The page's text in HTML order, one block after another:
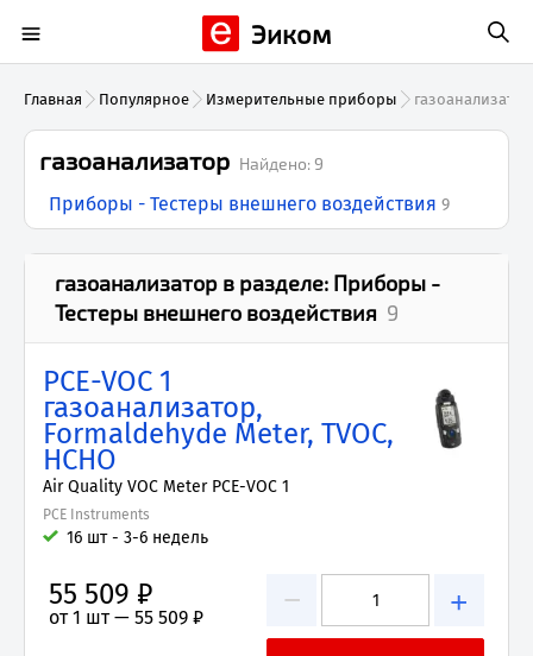
Эиком
Главная Популярное Измерительные приборы газоанализатор
газоанализатор Найдено: 9
Приборы - Тестеры внешнего воздействия 9
газоанализатор в разделе: Приборы -
Тестеры внешнего воздействия 9
PCE-VOC 1
газоанализатор,
Formaldehyde Meter, TVOC,
HCHO
Air Quality VOC Meter PCE-VOC 1
PCE Instruments
16 шт - 3-6 недель
− +
55 509 ₽
от 1 шт — 55 509 ₽